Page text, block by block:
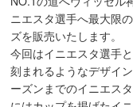
ニエスタ選手へ最大限
ズを販売いたします。
今回はイニエスタ選手
刻まれるようなデザイ
ーズンまでのイニエス